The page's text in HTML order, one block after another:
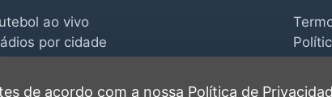
ao vivo
por cidade
de acordo com a nossa Política de